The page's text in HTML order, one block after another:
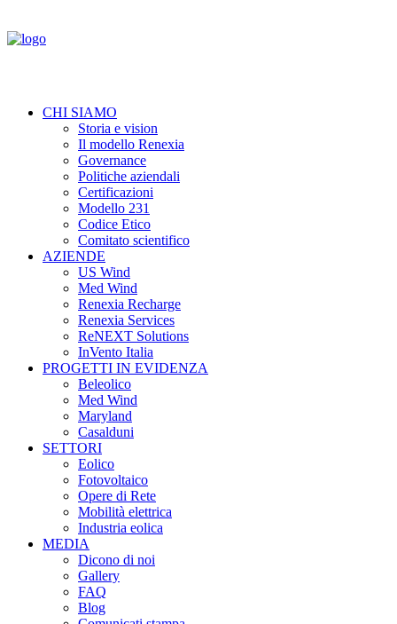
CHI SIAMO
Storia e vision
Il modello Renexia
Governance
Politiche aziendali
Certificazioni
Modello 231
Codice Etico
Comitato scientifico
AZIENDE
US Wind
Med Wind
Renexia Recharge
Renexia Services
ReNEXT Solutions
InVento Italia
PROGETTI IN EVIDENZA
Beleolico
Med Wind
Maryland
Casalduni
SETTORI
Eolico
Fotovoltaico
Opere di Rete
Mobilità elettrica
Industria eolica
MEDIA
Dicono di noi
Gallery
FAQ
Blog